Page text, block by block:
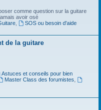
comme question sur la guitare
avoir osé
,
SOS ou besoin d'aide
de la guitare
Astuces et conseils pour bien
Master Class des forumistes